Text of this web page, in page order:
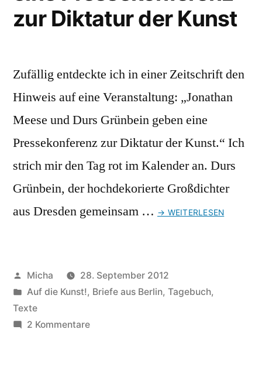
zur Diktatur der Kunst
Zufällig entdeckte ich in einer Zeitschrift den
Hinweis auf eine Veranstaltung: „Jonathan
Meese und Durs Grünbein geben eine
Pressekonferenz zur Diktatur der Kunst.“ Ich
strich mir den Tag rot im Kalender an. Durs
Grünbein, der hochdekorierte Großdichter
aus Dresden gemeinsam … → WEITERLESEN
Veröffentlicht
von
Micha
28. September 2012
Veröffentlicht
unter
Auf die Kunst!, Briefe aus Berlin, Tagebuch,
Texte
2 Kommentarezu